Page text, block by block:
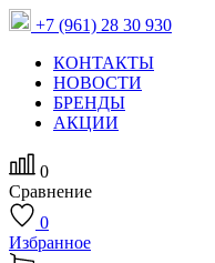
+7 (961) 28 30 930
КОНТАКТЫ
НОВОСТИ
БРЕНДЫ
АКЦИИ
0
Сравнение
0
Избранное